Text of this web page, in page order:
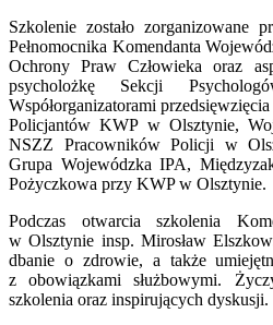
Szkolenie zostało zorganizowane
Pełnomocnika Komendanta
Ochrony Praw Człowieka oraz
psycholożkę Sekcji
Współorganizatorami
Policjantów KWP w Olsztynie,
NSZZ Pracowników Policji w
Grupa Wojewódzka IPA,
Pożyczkowa przy KWP w Olsztynie.
Podczas otwarcia szkolenia
w Olsztynie insp. Mirosław
dbanie o zdrowie, a także
z obowiązkami służbowymi.
szkolenia oraz inspirujących dyskusji.